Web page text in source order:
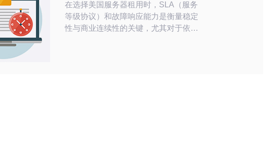
在选择美国服务器租用时，SLA（服务
等级协议）和故障响应能力是衡量稳定
性与商业连续性的关键，尤其对于依赖